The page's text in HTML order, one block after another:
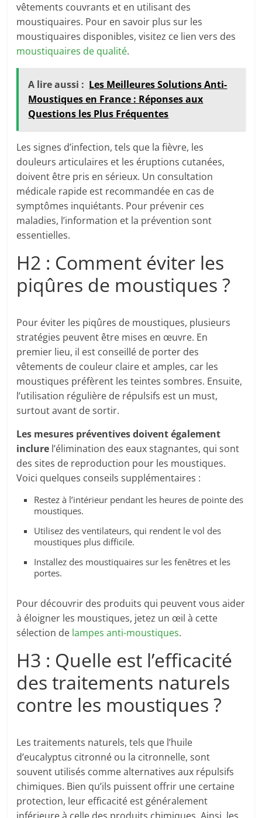
vêtements couvrants et en utilisant des
moustiquaires. Pour en savoir plus sur les
moustiquaires disponibles, visitez ce lien vers des
moustiquaires de qualité.
A lire aussi : Les Meilleures Solutions Anti-
Moustiques en France : Réponses aux
Questions les Plus Fréquentes
Les signes d’infection, tels que la fièvre, les
douleurs articulaires et les éruptions cutanées,
doivent être pris en sérieux. Un consultation
médicale rapide est recommandée en cas de
symptômes inquiétants. Pour prévenir ces
maladies, l’information et la prévention sont
essentielles.
H2 : Comment éviter les
piqûres de moustiques ?
Pour éviter les piqûres de moustiques, plusieurs
stratégies peuvent être mises en œuvre. En
premier lieu, il est conseillé de porter des
vêtements de couleur claire et amples, car les
moustiques préfèrent les teintes sombres. Ensuite,
l’utilisation régulière de répulsifs est un must,
surtout avant de sortir.
Les mesures préventives doivent également
inclure l’élimination des eaux stagnantes, qui sont
des sites de reproduction pour les moustiques.
Voici quelques conseils supplémentaires :
Restez à l’intérieur pendant les heures de pointe des
moustiques.
Utilisez des ventilateurs, qui rendent le vol des
moustiques plus difficile.
Installez des moustiquaires sur les fenêtres et les
portes.
Pour découvrir des produits qui peuvent vous aider
à éloigner les moustiques, jetez un œil à cette
sélection de lampes anti-moustiques.
H3 : Quelle est l’efficacité
des traitements naturels
contre les moustiques ?
Les traitements naturels, tels que l’huile
d’eucalyptus citronné ou la citronnelle, sont
souvent utilisés comme alternatives aux répulsifs
chimiques. Bien qu’ils puissent offrir une certaine
protection, leur efficacité est généralement